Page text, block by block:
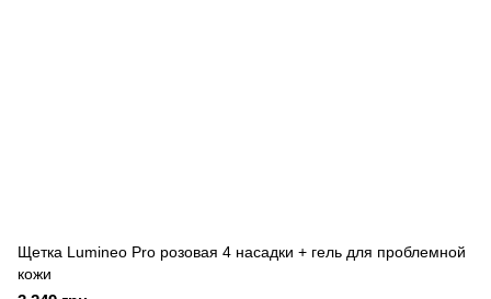
Щетка Lumineo Pro розовая 4 насадки + гель для проблемной
кожи